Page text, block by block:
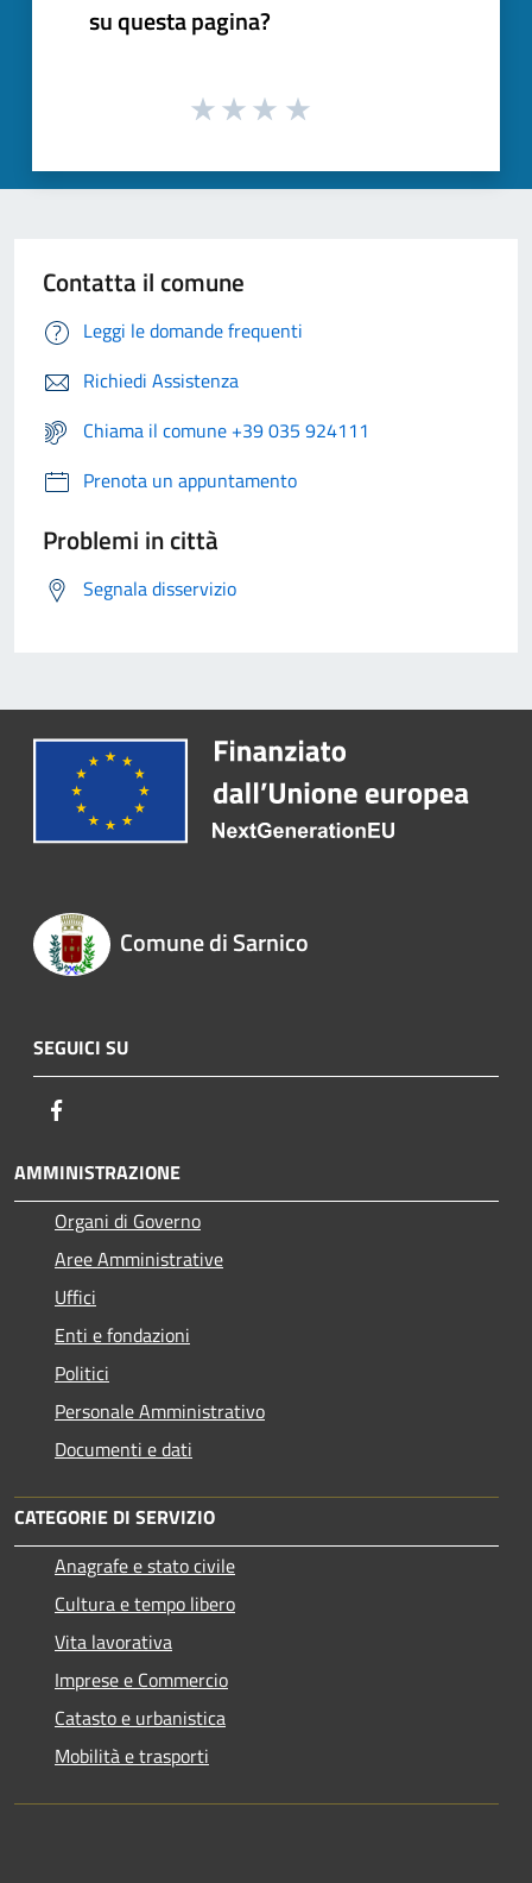
su questa pagina?
Contatta il comune
Leggi le domande frequenti
Richiedi Assistenza
Chiama il comune +39 035 924111
Prenota un appuntamento
Problemi in città
Segnala disservizio
Comune di Sarnico
SEGUICI SU
AMMINISTRAZIONE
Organi di Governo
Aree Amministrative
Uffici
Enti e fondazioni
Politici
Personale Amministrativo
Documenti e dati
CATEGORIE DI SERVIZIO
Anagrafe e stato civile
Cultura e tempo libero
Vita lavorativa
Imprese e Commercio
Catasto e urbanistica
Mobilità e trasporti